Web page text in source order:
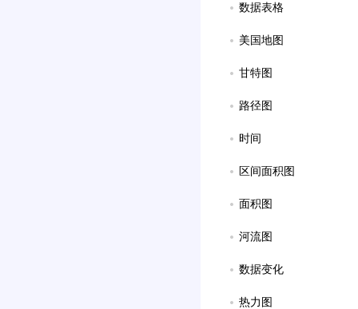
数据表格
美国地图
甘特图
路径图
时间
区间面积图
面积图
河流图
数据变化
热力图